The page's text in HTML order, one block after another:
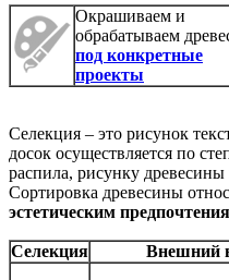
Окрашиваем и
обрабатываем
под конкретные
проекты
Селекция – это рисунок
досок осуществляется по
распила, рисунку
Сортировка древесины
эстетическим
Селекция Внешний